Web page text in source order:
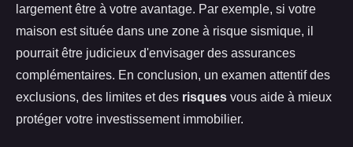
largement être à votre avantage. Par exemple, si votre
maison est située dans une zone à risque sismique, il
pourrait être judicieux d'envisager des assurances
complémentaires. En conclusion, un examen attentif des
exclusions, des limites et des risques vous aide à mieux
protéger votre investissement immobilier.